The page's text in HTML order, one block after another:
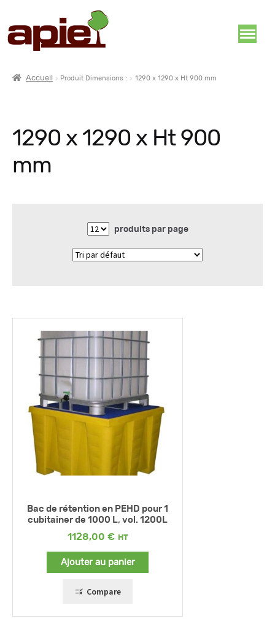
Accueil Produit Dimensions : 1290 x 1290 x Ht 900 mm
1290 x 1290 x Ht 900
mm
produits par page
Bac de rétention en PEHD pour 1
cubitainer de 1000 L, vol. 1200L
1128,00 €
Ajouter au panier
Compare